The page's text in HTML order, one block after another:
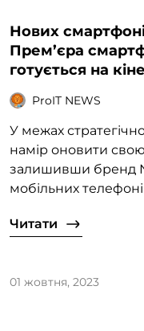
Нових
Прем’єра
готується на
ProIT NEWS
У межах
намір оновити свою
залишивши бренд
мобільних
Читати
01 жовтня, 2023